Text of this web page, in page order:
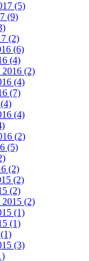
(5)
(9)
(2)
(6)
(4)
2016 (2)
(4)
(7)
(4)
(2)
(5)
(2)
(2)
(2)
2015 (2)
(1)
(1)
(3)